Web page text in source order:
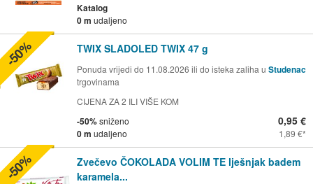
Katalog
0 m udaljeno
TWIX SLADOLED TWIX 47 g
Ponuda vrijedi do 11.08.2026 ili do isteka zaliha u Studenac
trgovinama
CIJENA ZA 2 ILI VIŠE KOM
-50%sniženo
0 m udaljeno
0,95 €
1,89 €
-50%
Zvečevo ČOKOLADA VOLIM TE lješnjak badem
karamela...
-50%